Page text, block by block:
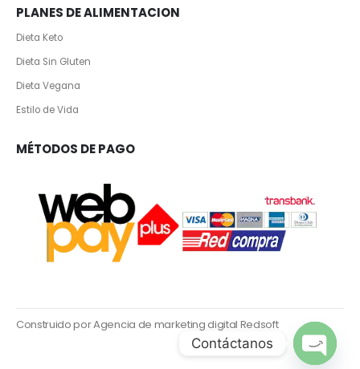
PLANES DE ALIMENTACION
Dieta Keto
Dieta Sin Gluten
Dieta Vegana
Estilo de Vida
MÉTODOS DE PAGO
Construido por Agencia de marketing digital Redsoft
Contáctanos